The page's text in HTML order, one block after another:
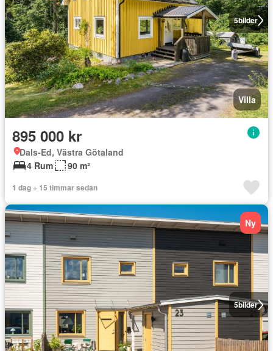
5bilder
Villa
895 000 kr
Dals-Ed, Västra Götaland
4 Rum
90 m²
1 dag + 15 timmar sedan
5bilder
Ny